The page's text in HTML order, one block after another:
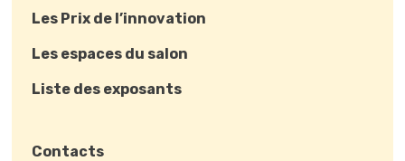
Les Prix de l’innovation
Les espaces du salon
Liste des exposants
Contacts